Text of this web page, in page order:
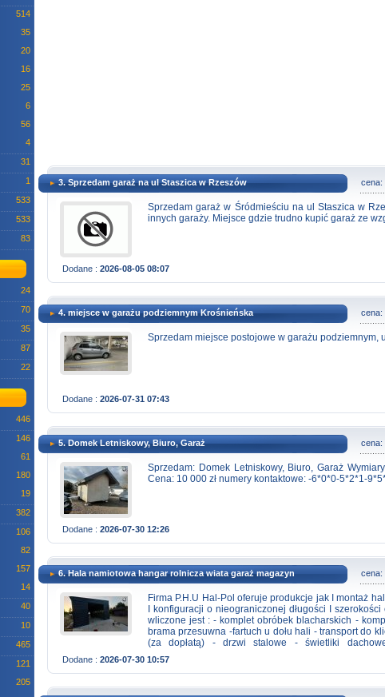
514
35
20
16
25
6
56
4
31
1
533
533
83
24
70
35
87
22
446
146
61
180
19
382
106
82
157
14
40
10
465
121
205
3. Sprzedam garaż na ul Staszica w Rzeszów cena:
Sprzedam garaż w Śródmieściu na ul Staszica w
innych garaży. Miejsce gdzie trudno kupić garaż ze
Dodane : 2026-08-05 08:07
4. miejsce w garażu podziemnym Krośnieńska cena:
Sprzedam miejsce postojowe w garażu podziemnym,
Dodane : 2026-07-31 07:43
5. Domek Letniskowy, Biuro, Garaż cena:
Sprzedam: Domek Letniskowy, Biuro, Garaż
Cena: 10 000 zł numery kontaktowe: -6*0*0-5*2*1-
Dodane : 2026-07-30 12:26
6. Hala namiotowa hangar rolnicza wiata garaż magazyn cena:
Firma P.H.U Hal-Pol oferuje produkcje jak I montaż
I konfiguracji o nieograniczonej długości I
wliczone jest : - komplet obróbek blacharskich -
brama przesuwna -fartuch u dołu hali - transport do
(za dopłatą) - drzwi stalowe - świetliki
antyskropleniowa -kompletne orynnowanie Z
żadnych zobowiązań . Zapraszamy do kontaktu.
Dodane : 2026-07-30 10:57